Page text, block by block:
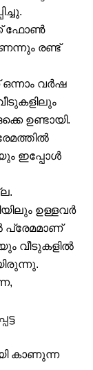
ഫോൺ
രണ്ട്
ഒന്നാം വർഷ
ഉണ്ടായി.
ഇപ്പോൾ
ഉള്ളവർ
വീടുകളിൽ
കാണുന്ന